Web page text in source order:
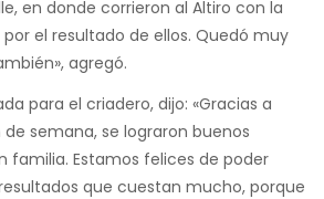
en donde corrieron al Altiro con la
el resultado de ellos. Quedó muy
agregó.
para el criadero, dijo: «Gracias a
semana, se lograron buenos
familia. Estamos felices de poder
que cuestan mucho, porque